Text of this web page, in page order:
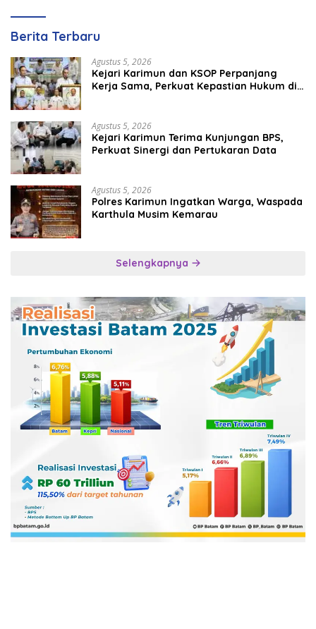
Berita Terbaru
Agustus 5, 2026
Kejari Karimun dan KSOP Perpanjang
Kerja Sama, Perkuat Kepastian Hukum di
Agustus 5, 2026
Kejari Karimun Terima Kunjungan BPS,
Perkuat Sinergi dan Pertukaran Data
Agustus 5, 2026
Polres Karimun Ingatkan Warga, Waspada
Karthula Musim Kemarau
Selengkapnya